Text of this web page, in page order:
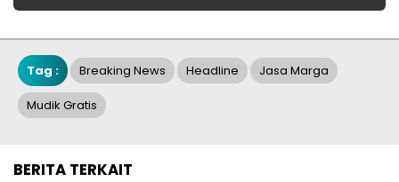
Tag : Breaking News Headline Jasa Marga
Mudik Gratis
BERITA TERKAIT